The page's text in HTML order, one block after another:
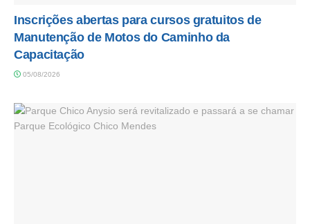
Inscrições abertas para cursos gratuitos de
Manutenção de Motos do Caminho da
Capacitação
05/08/2026